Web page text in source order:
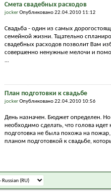
Смета свадебных расходов
jockerОпубликовано 22.04.2010 11:12
Свадьба - один из самых
семейной жизни. Тщательно
свадебных расходов позволит Вам
совершенно ненужные мелочи и
...
План подготовки к свадьбе
jockerОпубликовано 22.04.2010 10:56
День назначен. Бюджет определен. Но
необходимо сделать, что голова
подготовка не была похожа на пожар,
планом подготовкой к свадьбе,